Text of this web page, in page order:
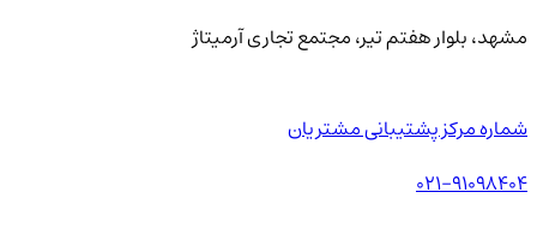
مشهد، بلوار هفتم تیر، مجتمع تجاری آرمیتاژ
شماره مرکز پشتیبانی مشتریان
021-91098404